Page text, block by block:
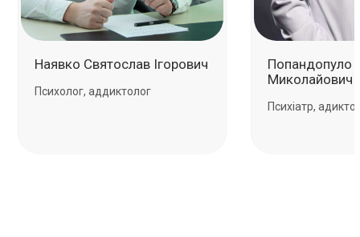
Наявко Святослав Ігорович
Психолог, аддиктолог
Попандопуло
Миколайович
Психіатр,